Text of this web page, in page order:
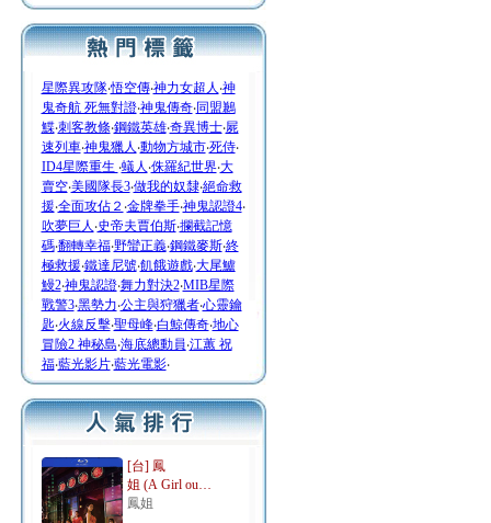
星際異攻隊‧悟空傳‧神力女超人 ‧神
鬼奇航 死無對證‧神鬼傳奇‧同盟鶼
鰈‧刺客教條‧鋼鐵英雄‧奇異博士‧屍
速列車‧神鬼獵人 ‧動物方城市‧死侍‧
ID4星際重生 ‧蟻人 ‧侏羅紀世界‧大
賣空‧美國隊長3‧做我的奴隸‧絕命救
援‧全面攻佔２ ‧金牌拳手‧神鬼認證4‧
吹夢巨人 ‧史帝夫賈伯斯‧攔截記憶
碼‧翻轉幸福‧野蠻正義‧鋼鐵麥斯‧終
極救援‧鐵達尼號‧飢餓遊戲‧大尾鱸
鰻2‧神鬼認證‧舞力對決2‧MIB星際
戰警3‧黑勢力‧公主與狩獵者‧心靈鑰
匙‧火線反擊‧聖母峰‧白鯨傳奇‧地心
冒險2 神秘島‧海底總動員‧江蕙 祝
福‧藍光影片‧藍光電影‧
[台] 鳳
姐 (A Girl ou…
鳳姐